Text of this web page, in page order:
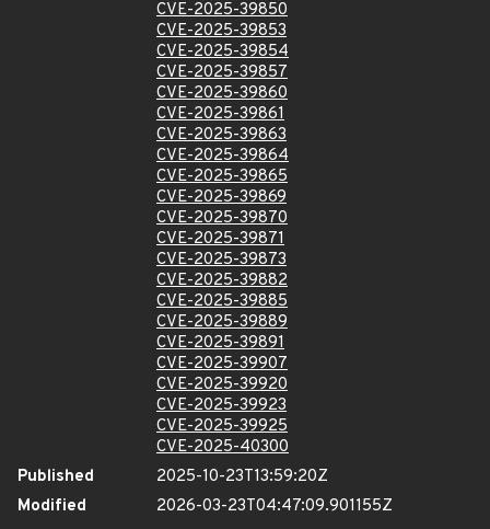
CVE-2025-39850
CVE-2025-39853
CVE-2025-39854
CVE-2025-39857
CVE-2025-39860
CVE-2025-39861
CVE-2025-39863
CVE-2025-39864
CVE-2025-39865
CVE-2025-39869
CVE-2025-39870
CVE-2025-39871
CVE-2025-39873
CVE-2025-39882
CVE-2025-39885
CVE-2025-39889
CVE-2025-39891
CVE-2025-39907
CVE-2025-39920
CVE-2025-39923
CVE-2025-39925
CVE-2025-40300
Published
2025-10-23T13:59:20Z
Modified
2026-03-23T04:47:09.901155Z